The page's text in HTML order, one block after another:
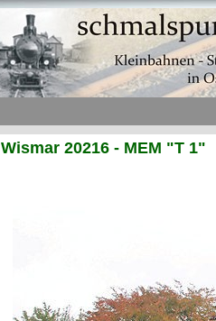
Wismar 20216 - MEM "T 1"